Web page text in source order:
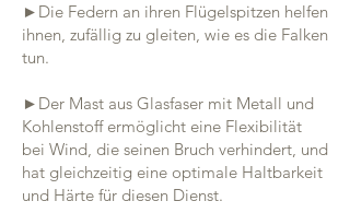
►Die Federn an ihren Flügelspitzen helfen
ihnen, zufällig zu gleiten, wie es die Falken
tun.
►Der Mast aus Glasfaser mit Metall und
Kohlenstoff ermöglicht eine Flexibilität
bei Wind, die seinen Bruch verhindert, und
hat gleichzeitig eine optimale Haltbarkeit
und Härte für diesen Dienst.